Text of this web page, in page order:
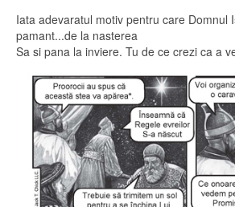
Iata adevaratul motiv pentru care Domnul
pamant...de la nasterea
Sa si pana la inviere. Tu de ce crezi ca a